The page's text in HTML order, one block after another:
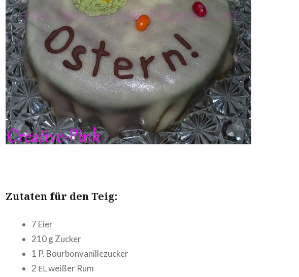
Zutaten für den Teig:
7 Eier
210 g Zucker
1 P. Bourbonvanillezucker
2 ELweißer Rum